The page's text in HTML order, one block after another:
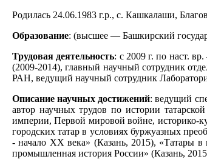
Родилась 24.06.1983 г.р., с. Кашкалаши,
Образование: (высшее — Башкирский
Трудовая деятельность: с 2009 г. по наст.
(2009-2014), главный научный сотрудник
РАН, ведущий научный сотрудник
Описание научных достижений: ведущий
автор научных трудов по истории
империи, Первой мировой войне, историко-
городских татар в условиях буржуазных
- начало XX века» (Казань, 2015), «Татары
промышленная история России» (Казань,